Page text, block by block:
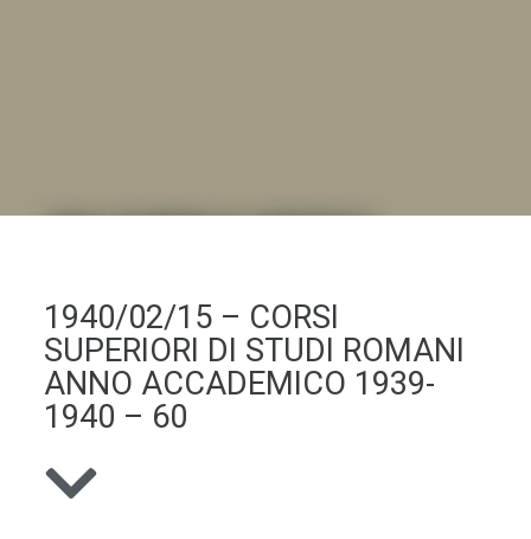
1940/02/15 – CORSI
SUPERIORI DI STUDI ROMANI
ANNO ACCADEMICO 1939-
1940 – 60